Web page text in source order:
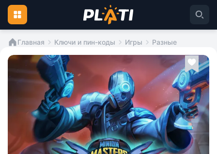
Главная Ключи и пин-коды Игры Разные